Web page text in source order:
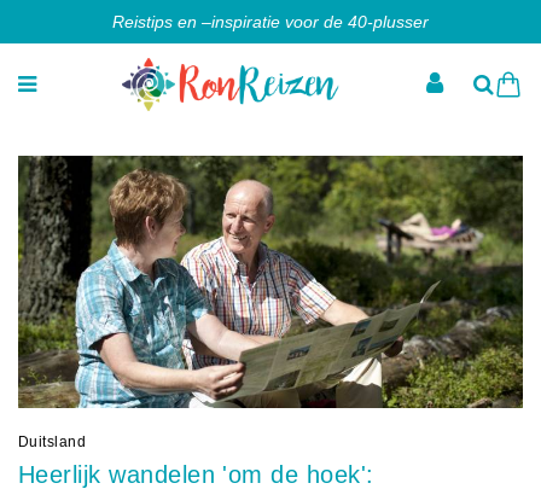
Reistips en –inspiratie voor de 40-plusser
Duitsland
Heerlijk wandelen 'om de hoek':